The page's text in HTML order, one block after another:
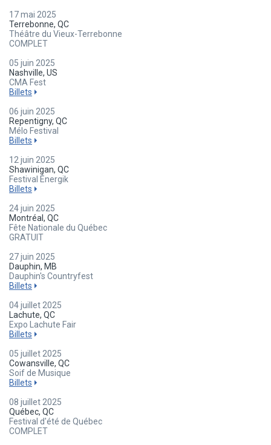
17 mai 2025
Terrebonne, QC
Théâtre du Vieux-Terrebonne
COMPLET
05 juin 2025
Nashville, US
CMA Fest
Billets
06 juin 2025
Repentigny, QC
Mélo Festival
Billets
12 juin 2025
Shawinigan, QC
Festival Énergik
Billets
24 juin 2025
Montréal, QC
Fête Nationale du Québec
GRATUIT
27 juin 2025
Dauphin, MB
Dauphin's Countryfest
Billets
04 juillet 2025
Lachute, QC
Expo Lachute Fair
Billets
05 juillet 2025
Cowansville, QC
Soif de Musique
Billets
08 juillet 2025
Québec, QC
Festival d'été de Québec
COMPLET